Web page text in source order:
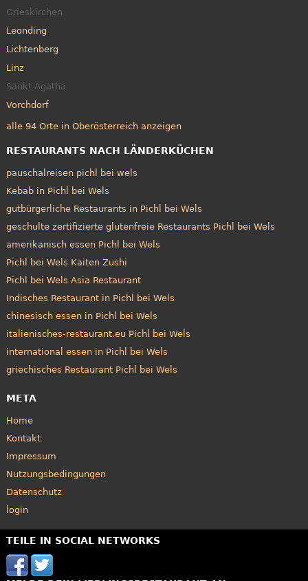
Grieskirchen
Leonding
Lichtenberg
Linz
Sankt Agatha
Vorchdorf
alle 94 Orte in Oberösterreich anzeigen
RESTAURANTS NACH LÄNDERKÜCHEN
pauschalreisen pichl bei wels
Kebab in Pichl bei Wels
gutbürgerliche Restaurants in Pichl bei Wels
geschulte zertifizierte glutenfreie Restaurants Pichl bei Wels
amerikanisch essen Pichl bei Wels
Pichl bei Wels Kaiten Zushi
Pichl bei Wels Asia Restaurant
Indisches Restaurant in Pichl bei Wels
chinesisch essen in Pichl bei Wels
italienisches-restaurant.eu Pichl bei Wels
international essen in Pichl bei Wels
griechisches Restaurant Pichl bei Wels
META
Home
Kontakt
Impressum
Nutzungsbedingungen
Datenschutz
login
TEILE IN SOCIAL NETWORKS